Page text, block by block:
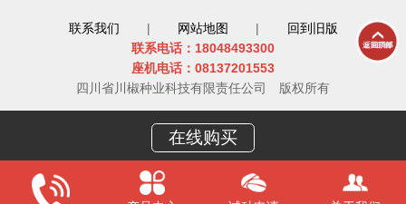
联系我们 | 网站地图 |
回到旧版
联系电话：18048493300
座机电话：08137201553
四川省川椒种业科技有限责任公司
版权所有
在线购买